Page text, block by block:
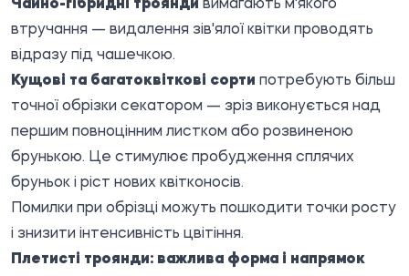
Чайно-гібридні троянди вимагають м'якого
втручання — видалення зів'ялої квітки проводять
відразу під чашечкою.
Кущові та багатоквіткові сорти потребують більш
точної обрізки секатором — зріз виконується над
першим повноцінним листком або розвиненою
брунькою. Це стимулює пробудження сплячих
бруньок і ріст нових квітконосів.
Помилки при обрізці можуть пошкодити точки росту
і знизити інтенсивність цвітіння.
Плетисті троянди: важлива форма і напрямок